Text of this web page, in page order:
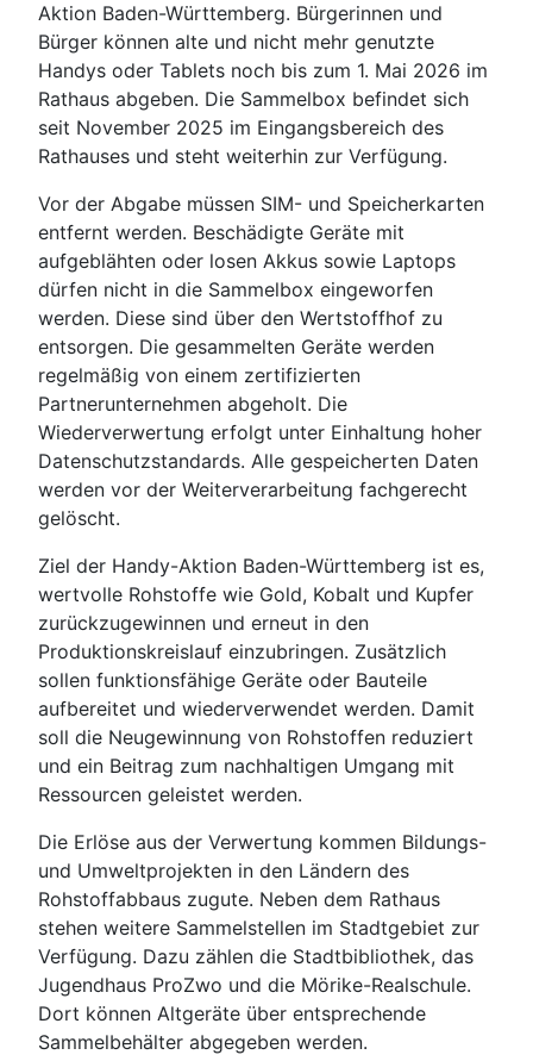
Aktion Baden-Württemberg. Bürgerinnen und
Bürger können alte und nicht mehr genutzte
Handys oder Tablets noch bis zum 1. Mai 2026 im
Rathaus abgeben. Die Sammelbox befindet sich
seit November 2025 im Eingangsbereich des
Rathauses und steht weiterhin zur Verfügung.
Vor der Abgabe müssen SIM- und Speicherkarten
entfernt werden. Beschädigte Geräte mit
aufgeblähten oder losen Akkus sowie Laptops
dürfen nicht in die Sammelbox eingeworfen
werden. Diese sind über den Wertstoffhof zu
entsorgen. Die gesammelten Geräte werden
regelmäßig von einem zertifizierten
Partnerunternehmen abgeholt. Die
Wiederverwertung erfolgt unter Einhaltung hoher
Datenschutzstandards. Alle gespeicherten Daten
werden vor der Weiterverarbeitung fachgerecht
gelöscht.
Ziel der Handy-Aktion Baden-Württemberg ist es,
wertvolle Rohstoffe wie Gold, Kobalt und Kupfer
zurückzugewinnen und erneut in den
Produktionskreislauf einzubringen. Zusätzlich
sollen funktionsfähige Geräte oder Bauteile
aufbereitet und wiederverwendet werden. Damit
soll die Neugewinnung von Rohstoffen reduziert
und ein Beitrag zum nachhaltigen Umgang mit
Ressourcen geleistet werden.
Die Erlöse aus der Verwertung kommen Bildungs-
und Umweltprojekten in den Ländern des
Rohstoffabbaus zugute. Neben dem Rathaus
stehen weitere Sammelstellen im Stadtgebiet zur
Verfügung. Dazu zählen die Stadtbibliothek, das
Jugendhaus ProZwo und die Mörike-Realschule.
Dort können Altgeräte über entsprechende
Sammelbehälter abgegeben werden.